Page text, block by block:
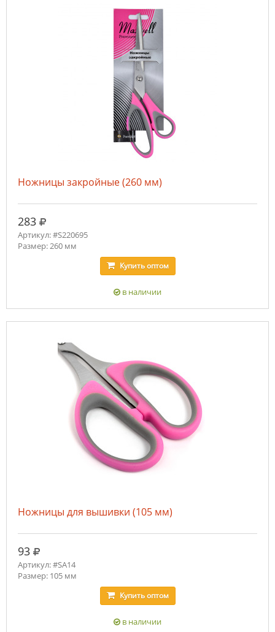
Ножницы закройные (260 мм)
283 руб.
Артикул: #S220695
Размер: 260 мм
Купитьоптом
в наличии
Ножницы для вышивки (105 мм)
93 руб.
Артикул: #SA14
Размер: 105 мм
Купитьоптом
в наличии